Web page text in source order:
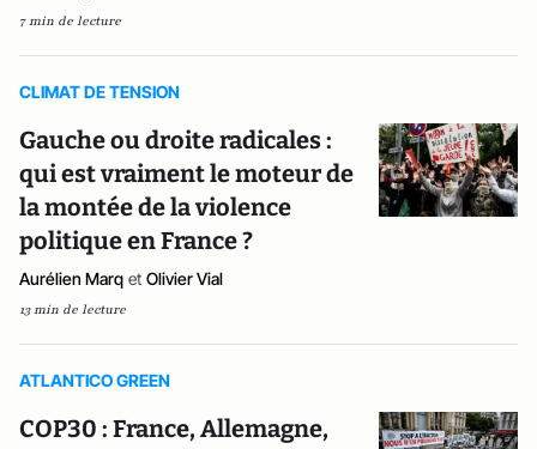
7 min de lecture
CLIMAT DE TENSION
Gauche ou droite radicales :
qui est vraiment le moteur de
la montée de la violence
politique en France ?
Aurélien Marq et Olivier Vial
13 min de lecture
ATLANTICO GREEN
COP30 : France, Allemagne,